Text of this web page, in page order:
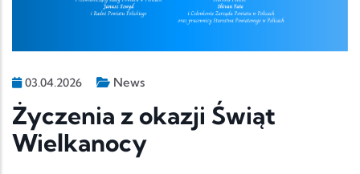
03.04.2026 News
Życzenia z okazji Świąt
Wielkanocy